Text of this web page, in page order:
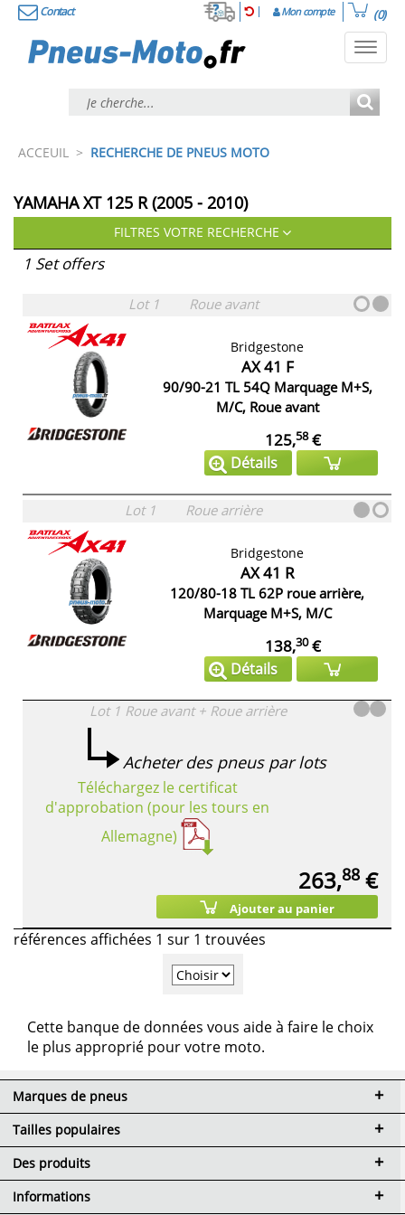
Contact Mon compte (0)
ACCEUIL > RECHERCHE DE PNEUS MOTO
YAMAHA XT 125 R (2005 - 2010)
FILTRES VOTRE RECHERCHE
1 Set offers
Lot 1 Roue avant
Bridgestone
AX 41 F
90/90-21 TL 54Q Marquage M+S,
M/C, Roue avant
125,58€
Détails
Lot 1 Roue arrière
Bridgestone
AX 41 R
120/80-18 TL 62P roue arrière,
Marquage M+S, M/C
138,30€
Détails
Lot 1 Roue avant + Roue arrière
Acheter des pneus par lots
Téléchargez le certificat
d'approbation (pour les tours en
Allemagne)
263,88 €
Ajouter au panier
références affichées 1 sur 1 trouvées
Cette banque de données vous aide à faire le choix
le plus approprié pour votre moto.
Marques de pneus
Tailles populaires
Des produits
Informations